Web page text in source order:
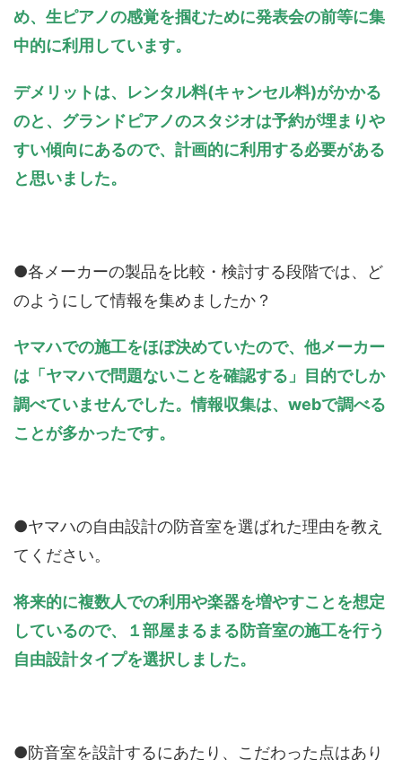
め、生ピアノの感覚を掴むために発表会の前等に集
中的に利用しています。
デメリットは、レンタル料(キャンセル料)がかかる
のと、グランドピアノのスタジオは予約が埋まりや
すい傾向にあるので、計画的に利用する必要がある
と思いました。
●各メーカーの製品を比較・検討する段階では、ど
のようにして情報を集めましたか？
ヤマハでの施工をほぼ決めていたので、他メーカー
は「ヤマハで問題ないことを確認する」目的でしか
調べていませんでした。情報収集は、 webで調べる
ことが多かったです。
●ヤマハの自由設計の防音室を選ばれた理由を教え
てください。
将来的に複数人での利用や楽器を増やすことを想定
しているので、１部屋まるまる防音室の施工を行う
自由設計タイプを選択しました。
●防音室を設計するにあたり、こだわった点はあり